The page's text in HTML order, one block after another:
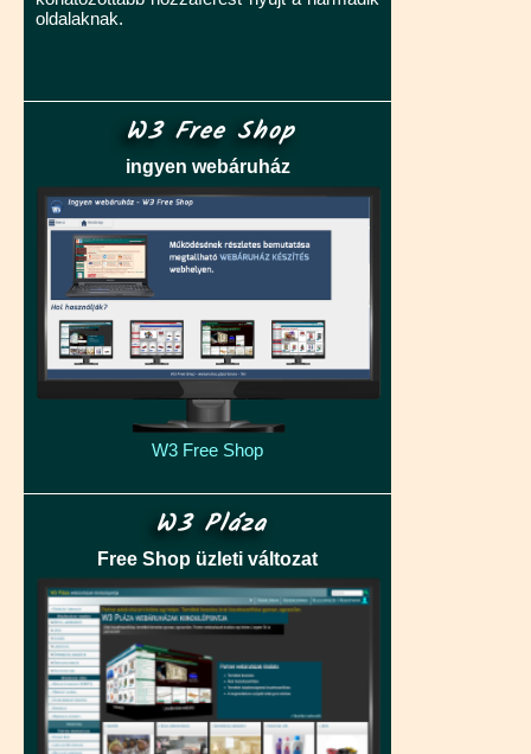
oldalaknak.
W3 Free Shop
ingyen webáruház
W3 Free Shop
W3 Pláza
Free Shop üzleti változat